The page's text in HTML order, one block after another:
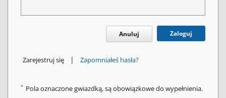
Anuluj Zaloguj
Zarejestruj się | Zapomniałeś hasła?
* Pola oznaczone gwiazdką, są obowiązkowe do wypełnienia.